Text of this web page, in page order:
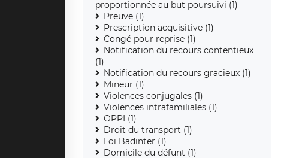
proportionnée au but poursuivi (1)
Preuve (1)
Prescription acquisitive (1)
Congé pour reprise (1)
Notification du recours contentieux
(1)
Notification du recours gracieux (1)
Mineur (1)
Violences conjugales (1)
Violences intrafamiliales (1)
OPPI (1)
Droit du transport (1)
Loi Badinter (1)
Domicile du défunt (1)